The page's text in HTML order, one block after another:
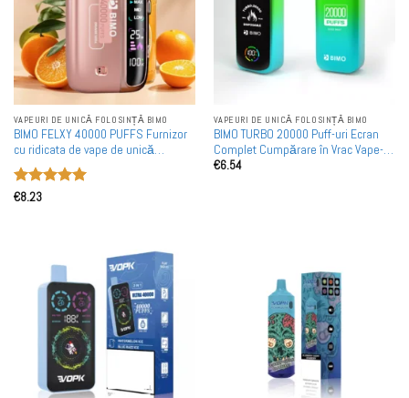
VAPEURI DE UNICĂ FOLOSINȚĂ BIMO
BIMO FELXY 40000 PUFFS Furnizor
cu ridicata de vape de unică
folosință Achiziție în vrac
Evaluat la
€8.23
VAPEURI DE UNICĂ FOLOSINȚĂ BIMO
BIMO TURBO 20000 Puff-uri Ecran
Complet Cumpărare în Vrac Vape-
uri Reîncărcabile de Unică
€6.54